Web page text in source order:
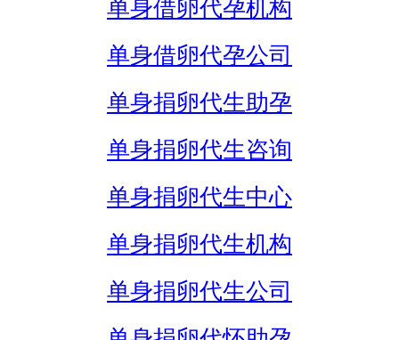
单身借卵代孕机构
单身借卵代孕公司
单身捐卵代生助孕
单身捐卵代生咨询
单身捐卵代生中心
单身捐卵代生机构
单身捐卵代生公司